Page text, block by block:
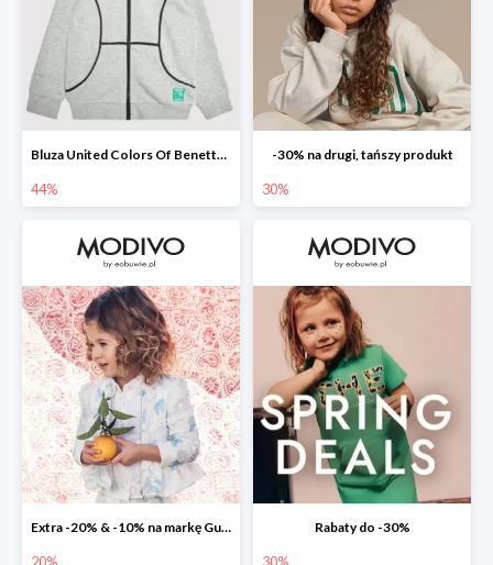
Bluza United Colors Of Benetton -44%
44%
-30% na drugi, tańszy produkt
30%
Extra -20% & -10% na markę Guess Rabaty do -30%